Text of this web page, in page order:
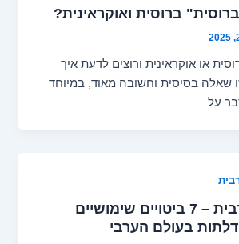
ברוסית ואוקראינית?
או אוקראינית ורוצים לדעת איך
שאלה בסיסית וחשובה מאוד, במיוחד
על
משפטים בערבית – 7 ביטויים שימושיים
בעולם הערבי